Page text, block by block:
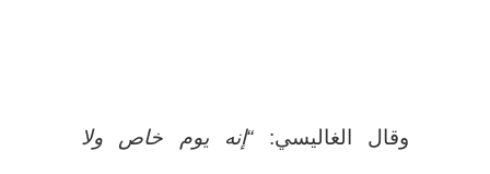
وقال الغاليسي:“إنه يوم خاص ولا